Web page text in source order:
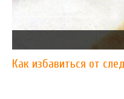
Как избавиться от